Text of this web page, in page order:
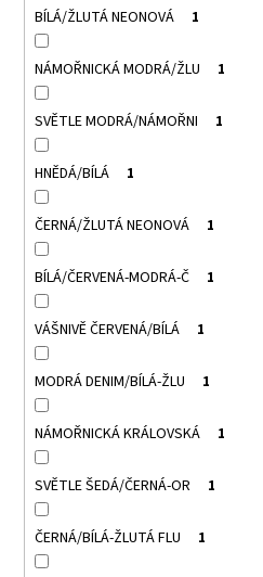
BÍLÁ/ŽLUTÁ NEONOVÁ 1
NÁMOŘNICKÁ MODRÁ/ŽLU 1
SVĚTLE MODRÁ/NÁMOŘNI 1
HNĚDÁ/BÍLÁ 1
ČERNÁ/ŽLUTÁ NEONOVÁ 1
BÍLÁ/ČERVENÁ-MODRÁ-Č 1
VÁŠNIVĚ ČERVENÁ/BÍLÁ 1
MODRÁ DENIM/BÍLÁ-ŽLU 1
NÁMOŘNICKÁ KRÁLOVSKÁ 1
SVĚTLE ŠEDÁ/ČERNÁ-OR 1
ČERNÁ/BÍLÁ-ŽLUTÁ FLU 1